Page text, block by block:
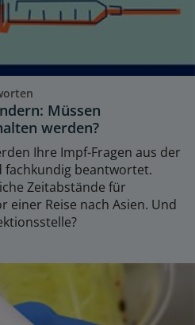
Müssen
werden?
Ihre Impf-Fragen aus der
fachkundig beantwortet.
Zeitabstände für
einer Reise nach Asien. Und